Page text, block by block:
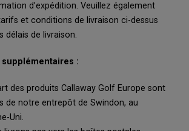
d’expédition. Veuillez également
et conditions de livraison ci-dessus
délais de livraison.
supplémentaires :
des produits Callaway Golf Europe sont
de notre entrepôt de Swindon, au
Uni.